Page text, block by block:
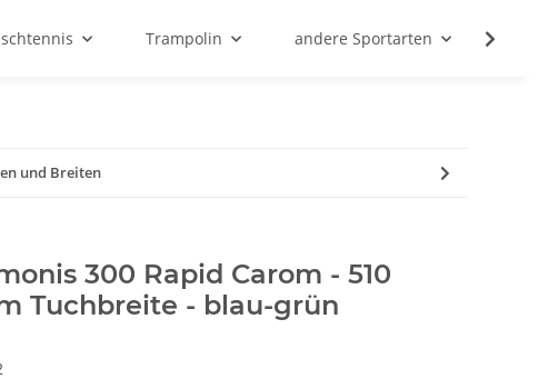
Trampolin andere Sportarten
und Breiten
300 Rapid Carom - 510
Tuchbreite - blau-grün